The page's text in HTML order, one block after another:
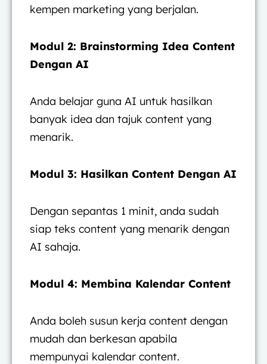
kempen marketing yang berjalan.
Modul 2: Brainstorming Idea Content
Dengan AI
Anda belajar guna AI untuk hasilkan
banyak idea dan tajuk content yang
menarik.
Modul 3: Hasilkan Content Dengan AI
Dengan sepantas 1 minit, anda sudah
siap teks content yang menarik dengan
AI sahaja.
Modul 4: Membina Kalendar Content
Anda boleh susun kerja content dengan
mudah dan berkesan apabila
mempunyai kalendar content.